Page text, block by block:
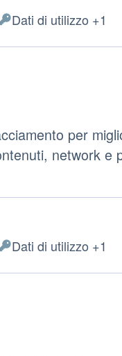
Dati di utilizzo +1
per
network e
Dati di utilizzo +1